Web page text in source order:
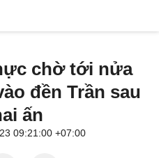
chờ tới nửa
đền Trần sau
ấn
09:21:00 +07:00